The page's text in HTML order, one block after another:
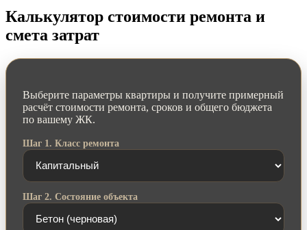
Калькулятор стоимости ремонта и
смета затрат
Выберите параметры квартиры и получите примерный
расчёт стоимости ремонта, сроков и общего бюджета
по вашему ЖК.
Шаг 1. Класс ремонта
Шаг 2. Состояние объекта